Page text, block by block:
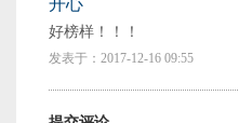
开心
好榜样！！！
发表于：2017-12-16 09:55